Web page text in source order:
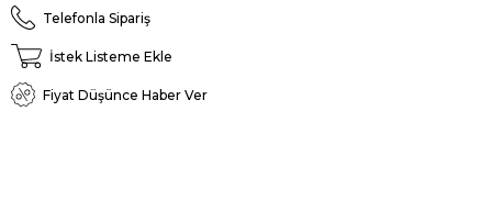
Telefonla Sipariş
İstek Listeme Ekle
Fiyat Düşünce Haber Ver